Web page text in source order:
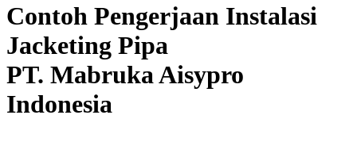
Contoh Pengerjaan Instalasi
Jacketing Pipa
PT. Mabruka Aisypro
Indonesia